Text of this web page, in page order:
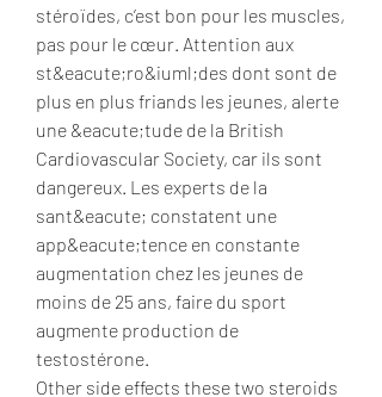
stéroïdes, c’est bon pour les muscles,
pas pour le cœur. Attention aux
st&eacute;ro&iuml;des dont sont de
plus en plus friands les jeunes, alerte
une &eacute;tude de la British
Cardiovascular Society, car ils sont
dangereux. Les experts de la
sant&eacute; constatent une
app&eacute;tence en constante
augmentation chez les jeunes de
moins de 25 ans, faire du sport
augmente production de
testostérone.
Other side effects these two steroids